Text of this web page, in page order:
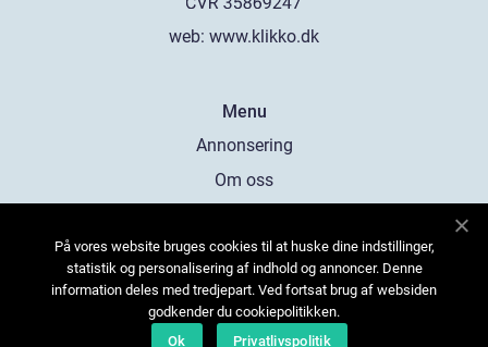
web: www.klikko.dk
Menu
Annonsering
Om oss
Kontakta oss
Sitemap
På vores website bruges cookies til at huske dine indstillinger,
statistik og personalisering af indhold og annoncer. Denne
information deles med tredjepart. Ved fortsat brug af websiden
godkender du cookiepolitikken.
Ok
Privatlivspolitik